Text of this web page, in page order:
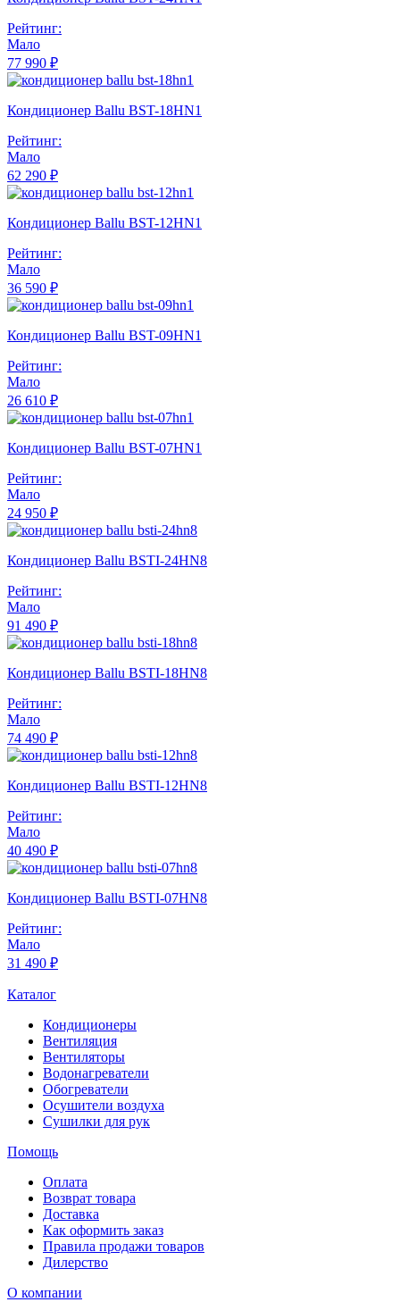
Рейтинг:
Мало
77 990 ₽
Кондиционер Ballu BST-18HN1
Рейтинг:
Мало
62 290 ₽
Кондиционер Ballu BST-12HN1
Рейтинг:
Мало
36 590 ₽
Кондиционер Ballu BST-09HN1
Рейтинг:
Мало
26 610 ₽
Кондиционер Ballu BST-07HN1
Рейтинг:
Мало
24 950 ₽
Кондиционер Ballu BSTI-24HN8
Рейтинг:
Мало
91 490 ₽
Кондиционер Ballu BSTI-18HN8
Рейтинг:
Мало
74 490 ₽
Кондиционер Ballu BSTI-12HN8
Рейтинг:
Мало
40 490 ₽
Кондиционер Ballu BSTI-07HN8
Рейтинг:
Мало
31 490 ₽
Каталог
Кондиционеры
Вентиляция
Вентиляторы
Водонагреватели
Обогреватели
Осушители воздуха
Сушилки для рук
Помощь
Оплата
Возврат товара
Доставка
Как оформить заказ
Правила продажи товаров
Дилерство
О компании